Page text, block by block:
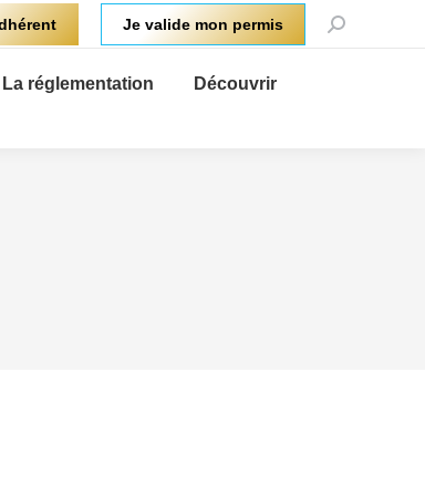
Je valide mon permis
Recherche
La réglementation Découvrir